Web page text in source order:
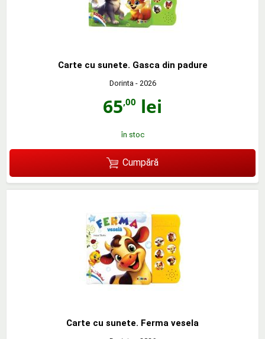
Carte cu sunete. Gasca din padure
Dorinta- 2026
65,00 lei
în stoc
Cumpără
Carte cu sunete. Ferma vesela